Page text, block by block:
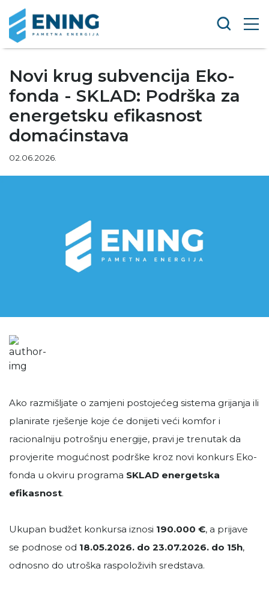
Novi krug subvencija Eko-
fonda - SKLAD: Podrška za
energetsku efikasnost
domaćinstava
02.06.2026.
Ako razmišljate o zamjeni postojećeg sistema grijanja ili
planirate rješenje koje će donijeti veći komfor i
racionalniju potrošnju energije, pravi je trenutak da
provjerite mogućnost podrške kroz novi konkurs Eko-
fonda u okviru programa SKLAD energetska
efikasnost.
Ukupan budžet konkursa iznosi 190.000 €, a prijave
se podnose od 18.05.2026. do 23.07.2026. do 15h,
odnosno do utroška raspoloživih sredstava.